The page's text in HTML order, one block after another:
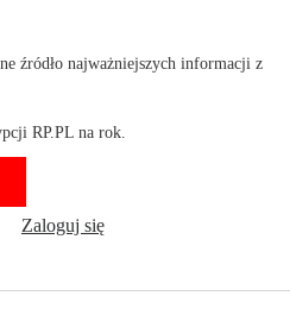
źródło najważniejszych informacji z
RP.PL na rok.
Zaloguj się